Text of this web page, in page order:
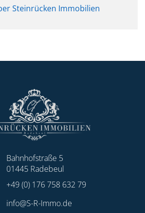
Steinrücken Immobilien
Bahnhofstraße 5
01445 Radebeul
+49 (0) 176 758 632 79
info@S-R-Immo.de